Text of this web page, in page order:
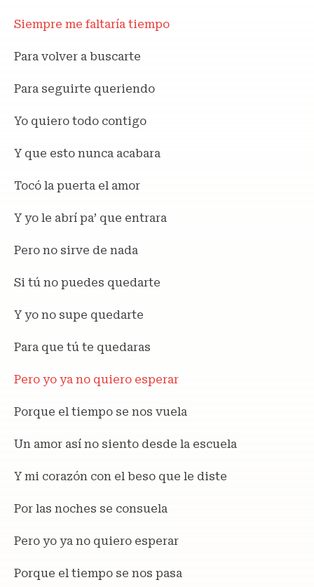
Siempre me faltaría tiempo
Para volver a buscarte
Para seguirte queriendo
Yo quiero todo contigo
Y que esto nunca acabara
Tocó la puerta el amor
Y yo le abrí pa’ que entrara
Pero no sirve de nada
Si tú no puedes quedarte
Y yo no supe quedarte
Para que tú te quedaras
Pero yo ya no quiero esperar
Porque el tiempo se nos vuela
Un amor así no siento desde la escuela
Y mi corazón con el beso que le diste
Por las noches se consuela
Pero yo ya no quiero esperar
Porque el tiempo se nos pasa